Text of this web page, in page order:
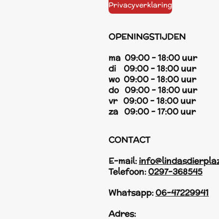
Privacyverklaring
OPENINGSTIJDEN
ma 09:00 - 18:00 uur
di 09:00 - 18:00 uur
wo 09:00 - 18:00 uur
do 09:00 - 18:00 uur
vr 09:00 - 18:00 uur
za 09:00 - 17:00 uur
CONTACT
E-mail:
Telefoon:0297-368545
Whatsapp:06-47229941
Adres: